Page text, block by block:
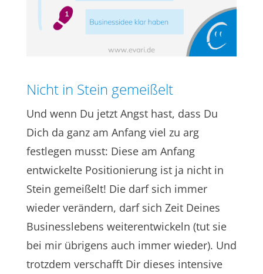
Nicht in Stein gemeißelt
Und wenn Du jetzt Angst hast, dass Du
Dich da ganz am Anfang viel zu arg
festlegen musst: Diese am Anfang
entwickelte Positionierung ist ja nicht in
Stein gemeißelt! Die darf sich immer
wieder verändern, darf sich Zeit Deines
Businesslebens weiterentwickeln (tut sie
bei mir übrigens auch immer wieder). Und
trotzdem verschafft Dir dieses intensive